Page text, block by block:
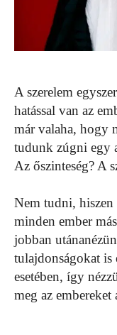
A szerelem
hatással van az
már valaha, hogy
tudunk zúgni egy
Az őszinteség? A
Nem tudni, hiszen
minden ember
jobban
tulajdonságokat is
esetében, így
meg az